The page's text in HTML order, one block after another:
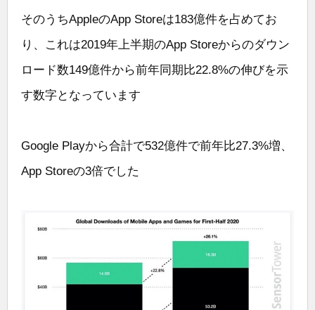
そのうちAppleのApp Storeは183億件を占めてお
り、これは2019年上半期のApp Storeからのダウン
ロード数149億件から前年同期比22.8%の伸びを示
す数字となっています
Google Playから合計で532億件で前年比27.3%増、
App Storeの3倍でした